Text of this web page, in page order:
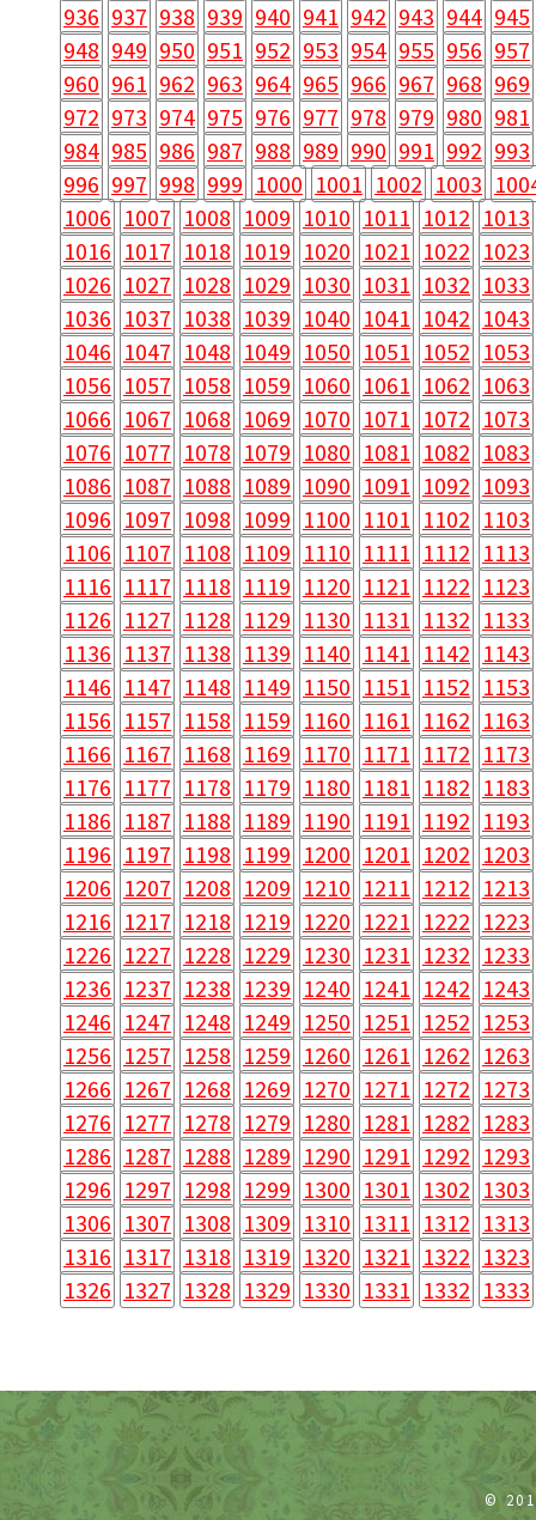
936 937 938 939 940 941 942 943 944 945
948 949 950 951 952 953 954 955 956 957
960 961 962 963 964 965 966 967 968 969
972 973 974 975 976 977 978 979 980 981
984 985 986 987 988 989 990 991 992 993
996 997 998 999 1000 1001 1002 1003
1006 1007 1008 1009 1010 1011 1012 1013
1016 1017 1018 1019 1020 1021 1022 1023
1026 1027 1028 1029 1030 1031 1032 1033
1036 1037 1038 1039 1040 1041 1042 1043
1046 1047 1048 1049 1050 1051 1052 1053
1056 1057 1058 1059 1060 1061 1062 1063
1066 1067 1068 1069 1070 1071 1072 1073
1076 1077 1078 1079 1080 1081 1082 1083
1086 1087 1088 1089 1090 1091 1092 1093
1096 1097 1098 1099 1100 1101 1102 1103
1106 1107 1108 1109 1110 1111 1112 1113
1116 1117 1118 1119 1120 1121 1122 1123
1126 1127 1128 1129 1130 1131 1132 1133
1136 1137 1138 1139 1140 1141 1142 1143
1146 1147 1148 1149 1150 1151 1152 1153
1156 1157 1158 1159 1160 1161 1162 1163
1166 1167 1168 1169 1170 1171 1172 1173
1176 1177 1178 1179 1180 1181 1182 1183
1186 1187 1188 1189 1190 1191 1192 1193
1196 1197 1198 1199 1200 1201 1202 1203
1206 1207 1208 1209 1210 1211 1212 1213
1216 1217 1218 1219 1220 1221 1222 1223
1226 1227 1228 1229 1230 1231 1232 1233
1236 1237 1238 1239 1240 1241 1242 1243
1246 1247 1248 1249 1250 1251 1252 1253
1256 1257 1258 1259 1260 1261 1262 1263
1266 1267 1268 1269 1270 1271 1272 1273
1276 1277 1278 1279 1280 1281 1282 1283
1286 1287 1288 1289 1290 1291 1292 1293
1296 1297 1298 1299 1300 1301 1302 1303
1306 1307 1308 1309 1310 1311 1312 1313
1316 1317 1318 1319 1320 1321 1322 1323
1326 1327 1328 1329 1330 1331 1332 1333
©